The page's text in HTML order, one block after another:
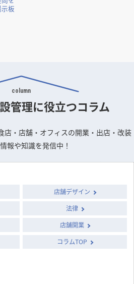
板
column
管理に役立つコラム
店・店舗・オフィスの開業・出店・改装
報や知識を発信中！
店舗デザイン
法律
店舗開業
コラムTOP